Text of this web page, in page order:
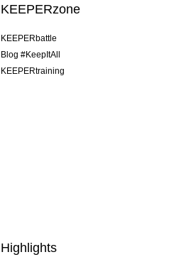
KEEPERzone
KEEPERbattle
Blog #KeepItAll
KEEPERtraining
Highlights